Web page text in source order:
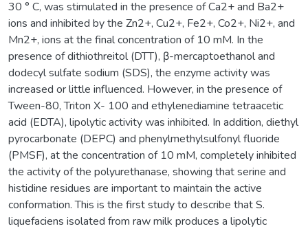
30 ° C, was stimulated in the presence of Ca2+ and Ba2+
ions and inhibited by the Zn2+, Cu2+, Fe2+, Co2+, Ni2+, and
Mn2+, ions at the final concentration of 10 mM. In the
presence of dithiothreitol (DTT), β-mercaptoethanol and
dodecyl sulfate sodium (SDS), the enzyme activity was
increased or little influenced. However, in the presence of
Tween-80, Triton X- 100 and ethylenediamine tetraacetic
acid (EDTA), lipolytic activity was inhibited. In addition, diethyl
pyrocarbonate (DEPC) and phenylmethylsulfonyl fluoride
(PMSF), at the concentration of 10 mM, completely inhibited
the activity of the polyurethanase, showing that serine and
histidine residues are important to maintain the active
conformation. This is the first study to describe that S.
liquefaciens isolated from raw milk produces a lipolytic